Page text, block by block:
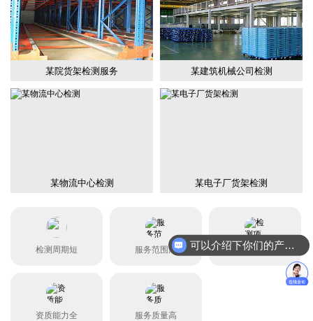
某院货架检测服务 某建筑机械公司检测
某物流中心检测 某电子厂货架检测
检测周期短 服务范围广 检测项目全
资质能力全 服务质量高
可以介绍下你们的产品么？
你们是怎么收费的呢？